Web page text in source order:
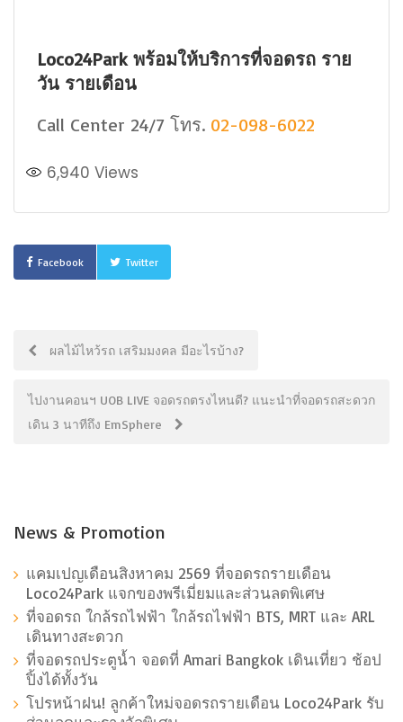
Loco24Park พร้อมให้บริการที่จอดรถ ราย
วัน รายเดือน
Call Center 24/7 โทร. 02-098-6022
6,940 Views
Facebook Twitter
ผลไม้ไหว้รถ เสริมมงคล มีอะไรบ้าง?
ไปงานคอนฯ UOB LIVE จอดรถตรงไหนดี? แนะนำที่จอดรถสะดวก
เดิน 3 นาทีถึง EmSphere
News & Promotion
แคมเปญเดือนสิงหาคม 2569 ที่จอดรถรายเดือน
Loco24Park แจกของพรีเมี่ยมและส่วนลดพิเศษ
ที่จอดรถ ใกล้รถไฟฟ้า ใกล้รถไฟฟ้า BTS, MRT และ ARL
เดินทางสะดวก
ที่จอดรถประตูน้ำ จอดที่ Amari Bangkok เดินเที่ยว ช้อป
ปิ้งได้ทั้งวัน
โปรหน้าฝน! ลูกค้าใหม่จอดรถรายเดือน Loco24Park รับ